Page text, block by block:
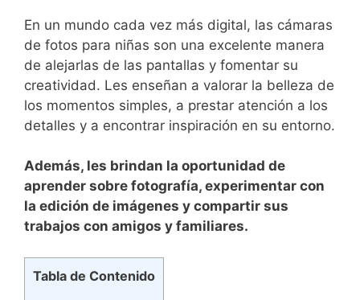
En un mundo cada vez más digital, las cámaras
de ‍fotos para niñas son una excelente⁤ manera
de alejarlas⁣ de las pantallas y ‌fomentar su
creatividad.​ Les enseñan a valorar la belleza⁣ de
los momentos simples, a prestar atención a los
detalles y a encontrar inspiración en su entorno.
Además, les brindan la oportunidad de
aprender ​sobre fotografía, experimentar con
la edición de imágenes ‌y compartir sus
trabajos con amigos ⁣y familiares.
Tabla de Contenido